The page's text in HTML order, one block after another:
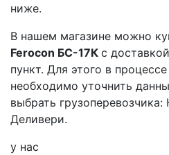
ниже.
В нашем магазине можно
Ferocon БС-17К с
пункт. Для этого в
необходимо уточнить
выбрать
Деливери.
у нас